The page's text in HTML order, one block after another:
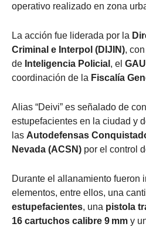
operativo realizado en zona
La acción fue liderada por la
Criminal e Interpol (DIJIN),
de Inteligencia Policial , el
coordinación de la Fiscalía
Alias “Deivi” es señalado de
estupefacientes en la ciudad y
las Autodefensas
Nevada (ACSN) por el control
Durante el allanamiento fueron
elementos, entre ellos, una
estupefacientes, una pistola
16 cartuchos calibre 9 mm y